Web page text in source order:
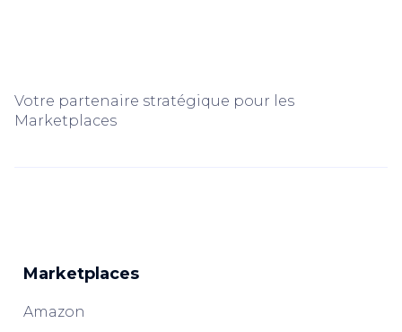
Votre partenaire stratégique pour les
Marketplaces
Marketplaces
Amazon